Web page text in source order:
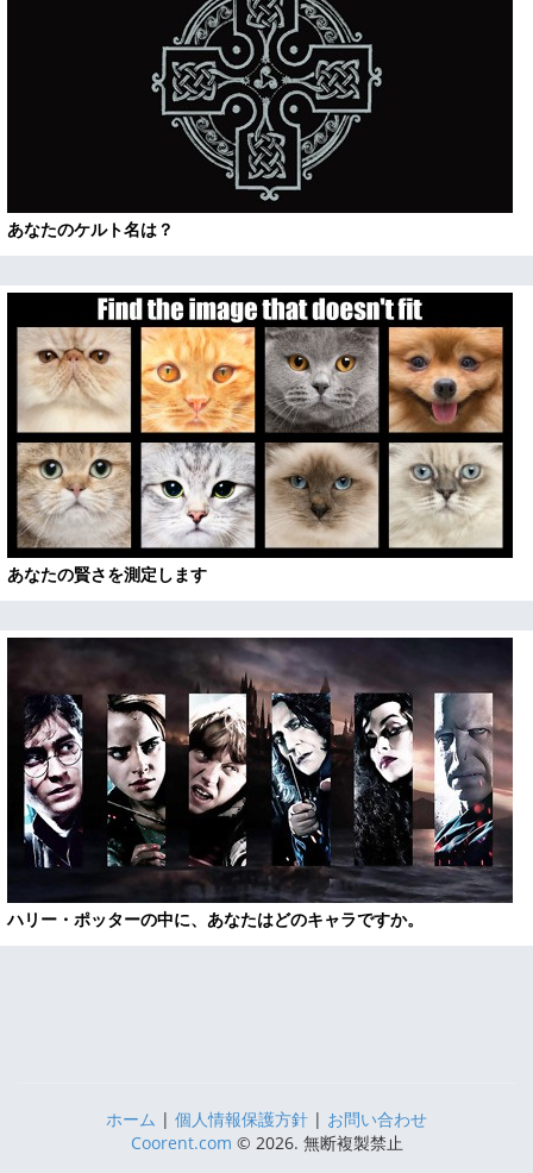
あなたのケルト名は？
あなたの賢さを測定します
ハリー・ポッターの中に、あなたはどのキャラですか。
ホーム | 個人情報保護方針 | お問い合わせ
Coorent.com © 2026. 無断複製禁止